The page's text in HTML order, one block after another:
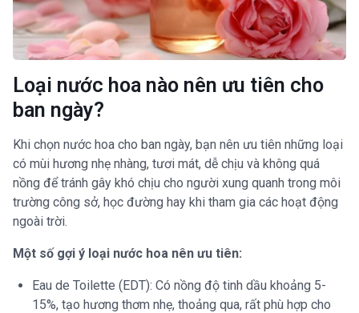
Loại nước hoa nào nên ưu tiên cho
ban ngày?
Khi chọn nước hoa cho ban ngày, bạn nên ưu tiên những loại
có mùi hương nhẹ nhàng, tươi mát, dễ chịu và không quá
nồng để tránh gây khó chịu cho người xung quanh trong môi
trường công sở, học đường hay khi tham gia các hoạt động
ngoài trời.
Một số gợi ý loại nước hoa nên ưu tiên:
Eau de Toilette (EDT): Có nồng độ tinh dầu khoảng 5-
15%, tạo hương thơm nhẹ, thoảng qua, rất phù hợp cho